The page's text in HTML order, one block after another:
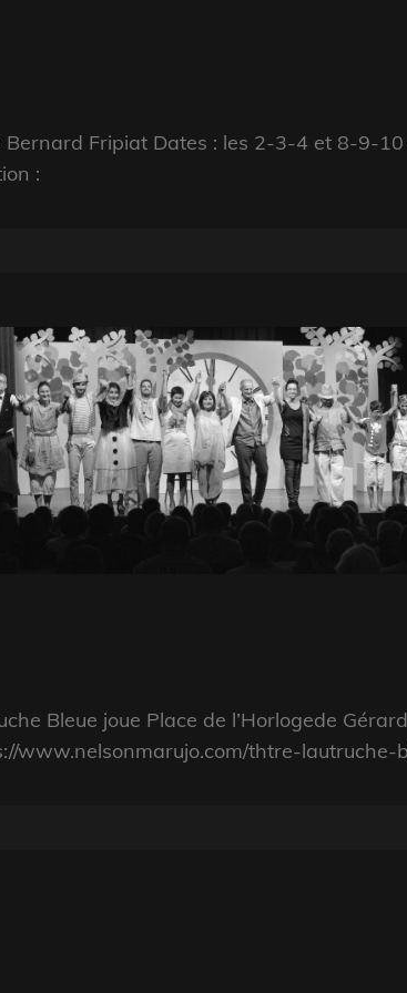
Bernard Fripiat Dates : les 2-3-4 et 8-9-
:
Bleue joue Place de l’Horlogede
www.nelsonmarujo.com/thtre-lautruche-